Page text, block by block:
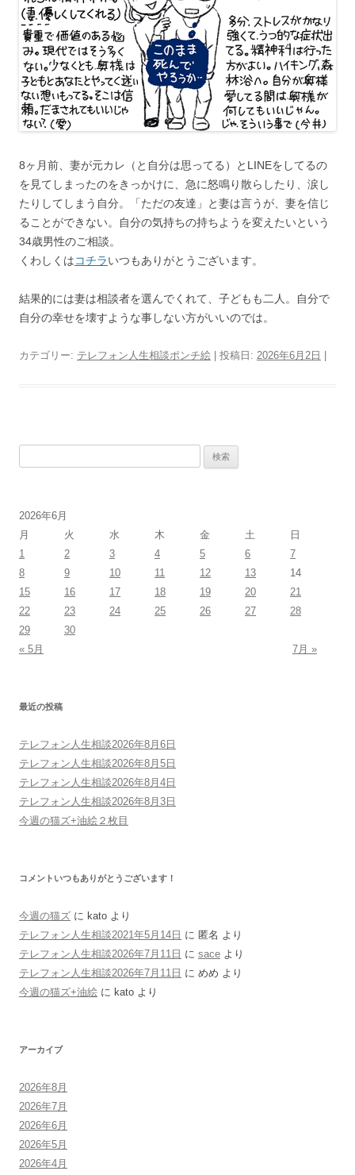
8ヶ月前、妻が元カレ（と自分は思ってる）とLINEをしてるの
を見てしまったのをきっかけに、急に怒鳴り散らしたり、涙し
たりしてしまう自分。「ただの友達」と妻は言うが、妻を信じ
ることができない。自分の気持ちの持ちようを変えたいという
34歳男性のご相談。
くわしくはコチラいつもありがとうございます。
結果的には妻は相談者を選んでくれて、子どもも二人。自分で
自分の幸せを壊すような事しない方がいいのでは。
カテゴリー: テレフォン人生相談ポンチ絵 | 投稿日: 2026年6月2日
2026年6月
月
火 水 木 金 土
日
1
2 3 4 5 6
7
8
9 10 11 12 13
14
15
16 17 18 19 20
21
22
23 24 25 26 27
28
29
30
« 5月
7月 »
最近の投稿
テレフォン人生相談2026年8月6日
テレフォン人生相談2026年8月5日
テレフォン人生相談2026年8月4日
テレフォン人生相談2026年8月3日
今週の猫ズ+油絵２枚目
コメントいつもありがとうございます！
今週の猫ズ に kato より
テレフォン人生相談2021年5月14日 に 匿名 より
テレフォン人生相談2026年7月11日 に sace より
テレフォン人生相談2026年7月11日 に めめ より
今週の猫ズ+油絵 に kato より
アーカイブ
2026年8月
2026年7月
2026年6月
2026年5月
2026年4月